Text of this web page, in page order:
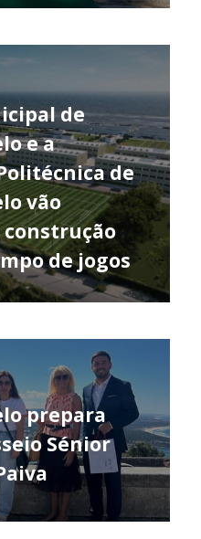
de
e a
de
vão
construção
de jogos
prepara
Sénior